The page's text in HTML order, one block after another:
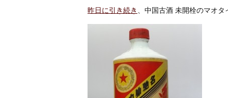
昨日に引き続き 、中国古酒 未開栓のマオタ